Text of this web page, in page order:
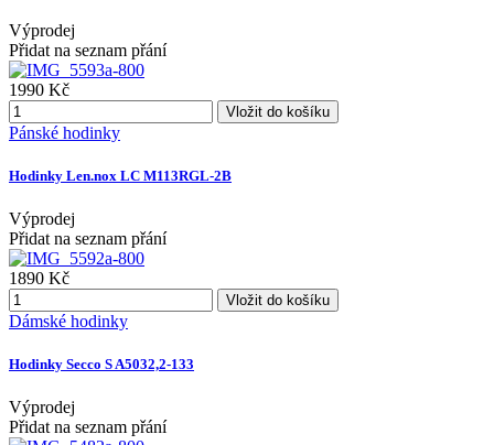
Výprodej
Přidat na seznam přání
1990 Kč
Vložit do košíku
Pánské hodinky
Hodinky Len.nox LC M113RGL-2B
Výprodej
Přidat na seznam přání
1890 Kč
Vložit do košíku
Dámské hodinky
Hodinky Secco S A5032,2-133
Výprodej
Přidat na seznam přání